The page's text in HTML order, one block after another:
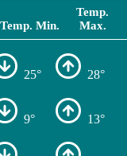
Temp. Min.
Temp.
Max.
25° 28°
9° 13°